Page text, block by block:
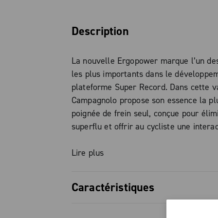
Description
La nouvelle Ergopower marque l’un
les plus importants dans le
plateforme Super Record. Dans cette
Campagnolo propose son essence la
poignée de frein seul, conçue pour
superflu et offrir au cycliste une
route et gravel à mono-plateau.
simplicité : chaque détail a été conçu
Lire plus
Caractéristiques